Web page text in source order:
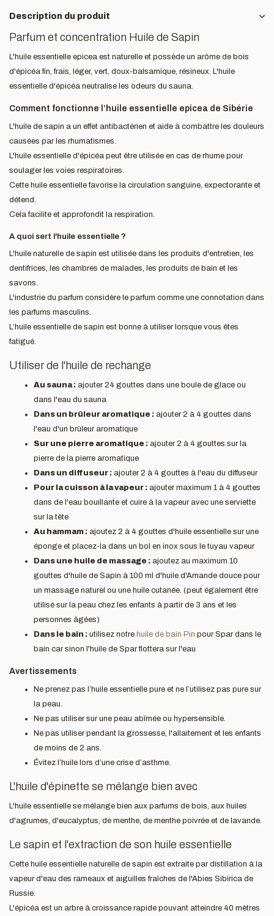
Description du produit
Parfum et concentration Huile de Sapin
L'huile essentielle epicea est naturelle et possède un arôme de bois
d'épicéa fin, frais, léger, vert, doux-balsamique, résineux. L'huile
essentielle d'épicéa neutralise les odeurs du sauna.
Comment fonctionne l’huile essentielle epicea de Sibérie
L'huile de sapin a un effet antibactérien et aide à combattre les douleurs
causées par les rhumatismes.
L'huile essentielle d'épicéa peut être utilisée en cas de rhume pour
soulager les voies respiratoires.
Cette huile essentielle favorise la circulation sanguine, expectorante et
détend.
Cela facilite et approfondit la respiration.
A quoi sert l'huile essentielle ?
L'huile naturelle de sapin est utilisée dans les produits d'entretien, les
dentifrices, les chambres de malades, les produits de bain et les
savons.
L'industrie du parfum considère le parfum comme une connotation dans
les parfums masculins.
L’huile essentielle de sapin est bonne à utiliser lorsque vous êtes
fatigué.
Utiliser de l'huile de rechange
Au sauna : ajouter 24 gouttes dans une boule de glace ou
dans l'eau du sauna
Dans un brûleur aromatique : ajouter 2 à 4 gouttes dans
l'eau d'un brûleur aromatique
Sur une pierre aromatique : ajouter 2 à 4 gouttes sur la
pierre de la pierre aromatique
Dans un diffuseur : ajouter 2 à 4 gouttes à l'eau du diffuseur
Pour la cuisson à la vapeur : ajouter maximum 1 à 4 gouttes
dans de l'eau bouillante et cuire à la vapeur avec une serviette
sur la tête
Au hammam : ajoutez 2 à 4 gouttes d'huile essentielle sur une
éponge et placez-la dans un bol en inox sous le tuyau vapeur
Dans une huile de massage : ajoutez au maximum 10
gouttes d'huile de Sapin à 100 ml d'huile d'Amande douce pour
un massage naturel ou une huile cutanée. (peut également être
utilisé sur la peau chez les enfants à partir de 3 ans et les
personnes âgées)
Dans le bain : utilisez notre huile de bain Pin pour Spar dans le
bain car sinon l'huile de Spar flottera sur l'eau
Avertissements
Ne prenez pas l’huile essentielle pure et ne l’utilisez pas pure sur
la peau.
Ne pas utiliser sur une peau abîmée ou hypersensible.
Ne pas utiliser pendant la grossesse, l'allaitement et les enfants
de moins de 2 ans.
Évitez l’huile lors d’une crise d’asthme.
L'huile d'épinette se mélange bien avec
L'huile essentielle se mélange bien aux parfums de bois, aux huiles
d'agrumes, d'eucalyptus, de menthe, de menthe poivrée et de lavande.
Le sapin et l'extraction de son huile essentielle
Cette huile essentielle naturelle de sapin est extraite par distillation à la
vapeur d'eau des rameaux et aiguilles fraîches de l'Abies Sibirica de
Russie.
L'épicéa est un arbre à croissance rapide pouvant atteindre 40 mètres